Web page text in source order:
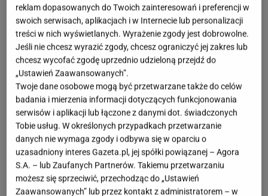
właśnie kierunek, który przyświeca linii INGLOT LAB.
Transparentne formuły, aktywne składniki i
przemyślane receptury - wszystko po to, by
odpowiadać na realne potrzeby skóry. Bez przesady,
bez nadmiaru. Tylko to, co działa.
reklam dopasowanych do Twoich zainteresowań i preferencji w
swoich serwisach, aplikacjach i w Internecie lub personalizacji
treści w nich wyświetlanych. Wyrażenie zgody jest dobrowolne.
Jeśli nie chcesz wyrazić zgody, chcesz ograniczyć jej zakres lub
chcesz wycofać zgodę uprzednio udzieloną przejdź do
„Ustawień Zaawansowanych”.
Twoje dane osobowe mogą być przetwarzane także do celów
badania i mierzenia informacji dotyczących funkcjonowania
serwisów i aplikacji lub łączone z danymi dot. świadczonych
Tobie usług. W określonych przypadkach przetwarzanie
danych nie wymaga zgody i odbywa się w oparciu o
uzasadniony interes Gazeta.pl, jej spółki powiązanej – Agora
S.A. – lub Zaufanych Partnerów. Takiemu przetwarzaniu
możesz się sprzeciwić, przechodząc do „Ustawień
Zaawansowanych” lub przez kontakt z administratorem – w